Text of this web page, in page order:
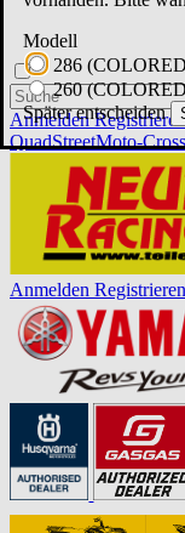
Anmelden Registrieren
QuadStreetMoto-Cross
Anmelden Registrieren
Modell
286
260
Später entscheiden